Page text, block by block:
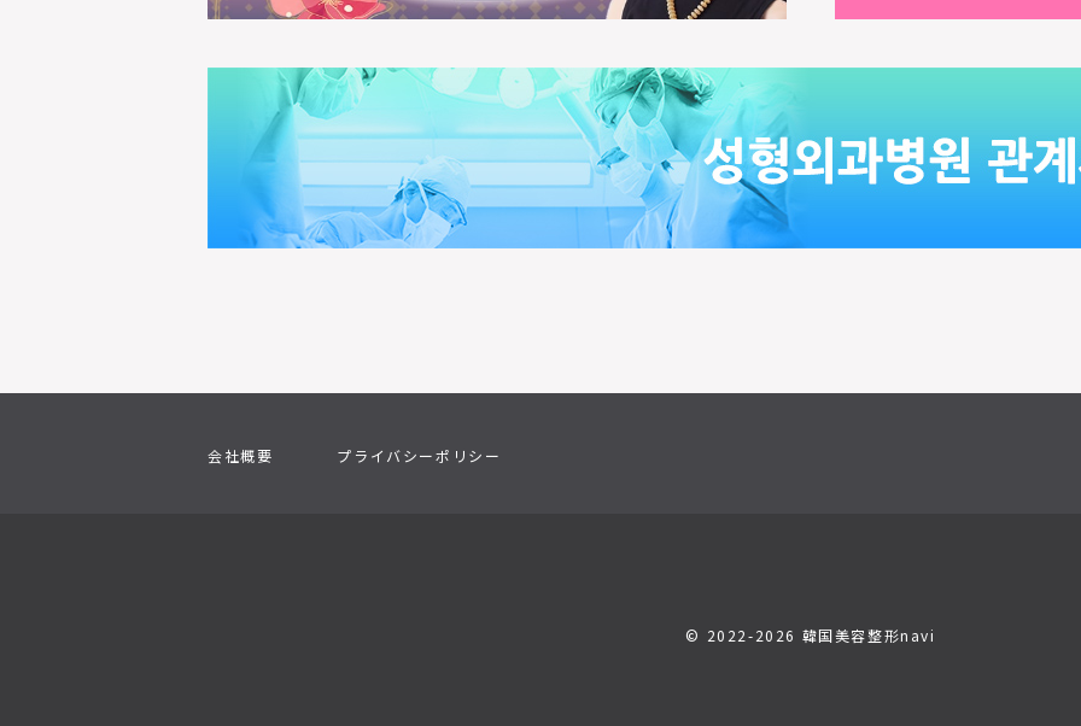
会社概要 プライバシーポリシー
© 2022-2026 韓国美容整形navi